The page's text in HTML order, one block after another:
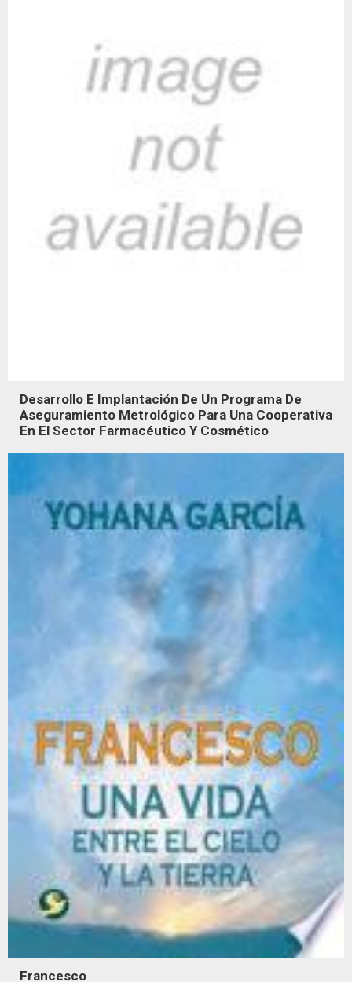
Desarrollo E Implantación De Un Programa De
Aseguramiento Metrológico Para Una Cooperativa
En El Sector Farmacéutico Y Cosmético
Francesco